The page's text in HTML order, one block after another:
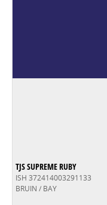
TJS SUPREME RUBY
ISH 372414003291133
BRUIN / BAY